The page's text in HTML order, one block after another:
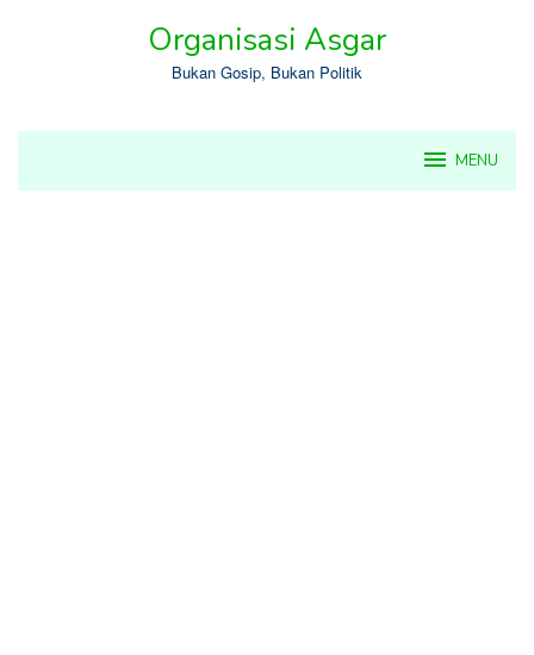
Organisasi Asgar
Bukan Gosip, Bukan Politik
MENU